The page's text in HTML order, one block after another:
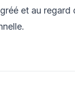
et au regard